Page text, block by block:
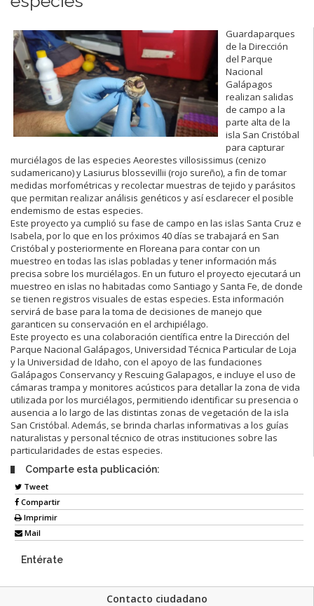
Guardaparques
de la Dirección
del Parque
Nacional
Galápagos
realizan salidas
de campo a la
parte alta de la
isla San Cristóbal
para capturar
murciélagos de las especies Aeorestes villosissimus (cenizo
sudamericano) y Lasiurus blossevillii (rojo sureño), a fin de tomar
medidas morfométricas y recolectar muestras de tejido y parásitos
que permitan realizar análisis genéticos y así esclarecer el posible
endemismo de estas especies.
Este proyecto ya cumplió su fase de campo en las islas Santa Cruz e
Isabela, por lo que en los próximos 40 días se trabajará en San
Cristóbal y posteriormente en Floreana para contar con un
muestreo en todas las islas pobladas y tener información más
precisa sobre los murciélagos. En un futuro el proyecto ejecutará un
muestreo en islas no habitadas como Santiago y Santa Fe, de donde
se tienen registros visuales de estas especies. Esta información
servirá de base para la toma de decisiones de manejo que
garanticen su conservación en el archipiélago.
Este proyecto es una colaboración científica entre la Dirección del
Parque Nacional Galápagos, Universidad Técnica Particular de Loja
y la Universidad de Idaho, con el apoyo de las fundaciones
Galápagos Conservancy y Rescuing Galapagos, e incluye el uso de
cámaras trampa y monitores acústicos para detallar la zona de vida
utilizada por los murciélagos, permitiendo identificar su presencia o
ausencia a lo largo de las distintas zonas de vegetación de la isla
San Cristóbal. Además, se brinda charlas informativas a los guías
naturalistas y personal técnico de otras instituciones sobre las
particularidades de estas especies.
Comparte esta publicación:
Tweet
Compartir
Imprimir
Mail
Entérate
Contacto ciudadano